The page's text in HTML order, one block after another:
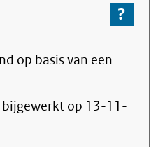
?
Ga
over
op basis van een
op 13-11-